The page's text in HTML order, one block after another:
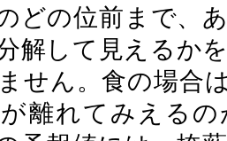
どの位前まで、
解して見えるか
せん。食の場合
離れてみえる